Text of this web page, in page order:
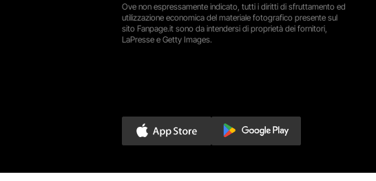
Ove non espressamente indicato, tutti i diritti di sfruttamento ed
utilizzazione economica del materiale fotografico presente sul
sito Fanpage.it sono da intendersi di proprietà dei fornitori,
LaPresse e Getty Images.